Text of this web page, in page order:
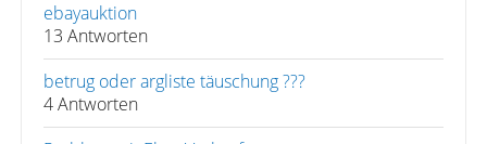
ebayauktion
13 Antworten
betrug oder argliste täuschung ???
4 Antworten